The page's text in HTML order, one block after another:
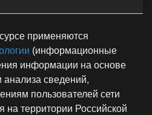
применяются
(информационные
информации на основе
анализа сведений,
пользователей сети
на территории Российской